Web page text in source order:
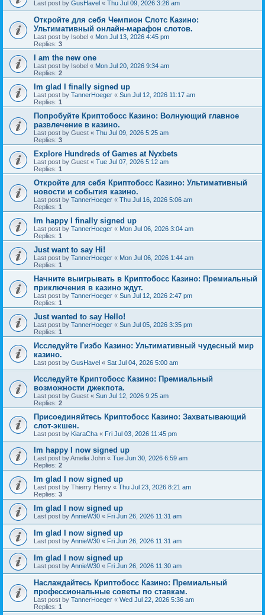
Last post by GusHavel « Thu Jul 09, 2026 3:26 am
Откройте для себя Чемпион Слотс Казино:
Ультимативный онлайн-марафон слотов.
Last post by Isobel « Mon Jul 13, 2026 4:45 pm
Replies: 3
I am the new one
Last post by Isobel « Mon Jul 20, 2026 9:34 am
Replies: 2
Im glad I finally signed up
Last post by TannerHoeger « Sun Jul 12, 2026 11:17 am
Replies: 1
Попробуйте Криптобосс Казино: Волнующий главное
развлечение в казино.
Last post by Guest « Thu Jul 09, 2026 5:25 am
Replies: 3
Explore Hundreds of Games at Nyxbets
Last post by Guest « Tue Jul 07, 2026 5:12 am
Replies: 1
Откройте для себя Криптобосс Казино: Ультимативный
новости и события казино.
Last post by TannerHoeger « Thu Jul 16, 2026 5:06 am
Replies: 1
Im happy I finally signed up
Last post by TannerHoeger « Mon Jul 06, 2026 3:04 am
Replies: 1
Just want to say Hi!
Last post by TannerHoeger « Mon Jul 06, 2026 1:44 am
Replies: 1
Начните выигрывать в Криптобосс Казино: Премиальный
приключения в казино ждут.
Last post by TannerHoeger « Sun Jul 12, 2026 2:47 pm
Replies: 1
Just wanted to say Hello!
Last post by TannerHoeger « Sun Jul 05, 2026 3:35 pm
Replies: 1
Исследуйте Гизбо Казино: Ультимативный чудесный мир
казино.
Last post by GusHavel « Sat Jul 04, 2026 5:00 am
Исследуйте Криптобосс Казино: Премиальный
возможности джекпота.
Last post by Guest « Sun Jul 12, 2026 9:25 am
Replies: 2
Присоединяйтесь Криптобосс Казино: Захватывающий
слот-экшен.
Last post by KiaraCha « Fri Jul 03, 2026 11:45 pm
Im happy I now signed up
Last post byAmelia John « Tue Jun 30, 2026 6:59 am
Replies: 2
Im glad I now signed up
Last post by Thierry Henry « Thu Jul 23, 2026 8:21 am
Replies: 3
Im glad I now signed up
Last post by AnnieW30 « Fri Jun 26, 2026 11:31 am
Im glad I now signed up
Last post by AnnieW30 « Fri Jun 26, 2026 11:31 am
Im glad I now signed up
Last post by AnnieW30 « Fri Jun 26, 2026 11:30 am
Наслаждайтесь Криптобосс Казино: Премиальный
профессиональные советы по ставкам.
Last post by TannerHoeger « Wed Jul 22, 2026 5:36 am
Replies: 1